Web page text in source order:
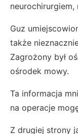
neurochirurgiem,
Guz
także
Zagrożony był
ośrodek mowy.
Ta informacja
na operacje
Z drugiej strony